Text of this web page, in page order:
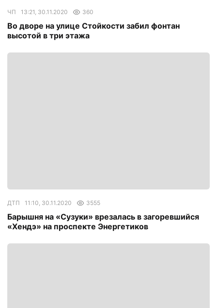
ЧП 13:21, 30.11.2020 360
Во дворе на улице Стойкости забил фонтан
высотой в три этажа
ДТП 11:10, 30.11.2020 3555
Барышня на «Сузуки» врезалась в загоревшийся
«Хендэ» на проспекте Энергетиков